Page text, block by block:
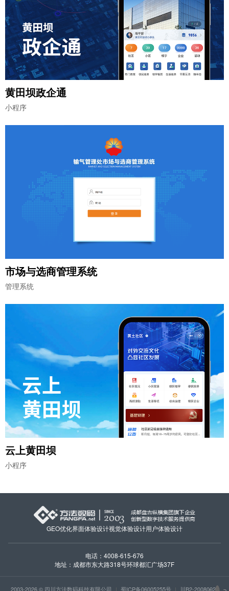
黄田坝政企通
小程序
市场与选商管理系统
管理系统
云上黄田坝
小程序
GEO优化界面体验设计视觉体验设计用户体验设计
电话：4008-615-676
地址：成都市东大路318号环球都汇广场37F
2003-2026 © 四川方法数码科技有限公司 | 蜀ICP备06005255号 | 川B2-20080027